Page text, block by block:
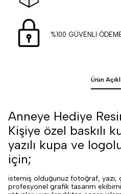
%100 GÜVENLİ
Ürün
Anneye Hediye
Kişiye özel baskılı
yazılı kupa ve
için;
istemiş olduğunuz fotoğraf,
profesyonel grafik tasarım